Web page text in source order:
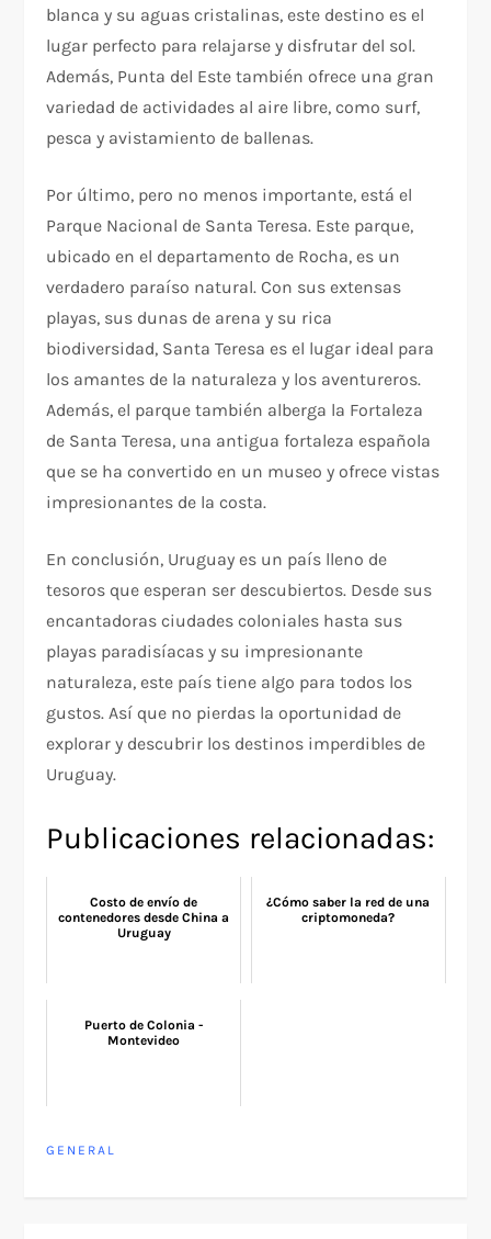
blanca y su aguas cristalinas, este destino es el
lugar perfecto para relajarse y disfrutar del sol.
Además, Punta del Este también ofrece una gran
variedad de actividades al aire libre, como surf,
pesca y avistamiento de ballenas.
Por último, pero no menos importante, está el
Parque Nacional de Santa Teresa. Este parque,
ubicado en el departamento de Rocha, es un
verdadero paraíso natural. Con sus extensas
playas, sus dunas de arena y su rica
biodiversidad, Santa Teresa es el lugar ideal para
los amantes de la naturaleza y los aventureros.
Además, el parque también alberga la Fortaleza
de Santa Teresa, una antigua fortaleza española
que se ha convertido en un museo y ofrece vistas
impresionantes de la costa.
En conclusión, Uruguay es un país lleno de
tesoros que esperan ser descubiertos. Desde sus
encantadoras ciudades coloniales hasta sus
playas paradisíacas y su impresionante
naturaleza, este país tiene algo para todos los
gustos. Así que no pierdas la oportunidad de
explorar y descubrir los destinos imperdibles de
Uruguay.
Publicaciones relacionadas:
Costo de envío de
contenedores desde China a
Uruguay
¿Cómo saber la red de una
criptomoneda?
Puerto de Colonia -
Montevideo
GENERAL